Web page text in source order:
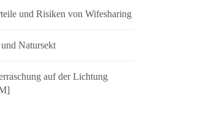
und Risiken von Wifesharing
Natursekt
auf der Lichtung